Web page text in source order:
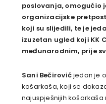
poslovanja, omogućio
organizacijske
koji su slijedili, te je
izuzetan ugled koji KK
međunarodnim, prije
Sani Bečirovićjedan je
košarkaša, koji se
najuspješnijih